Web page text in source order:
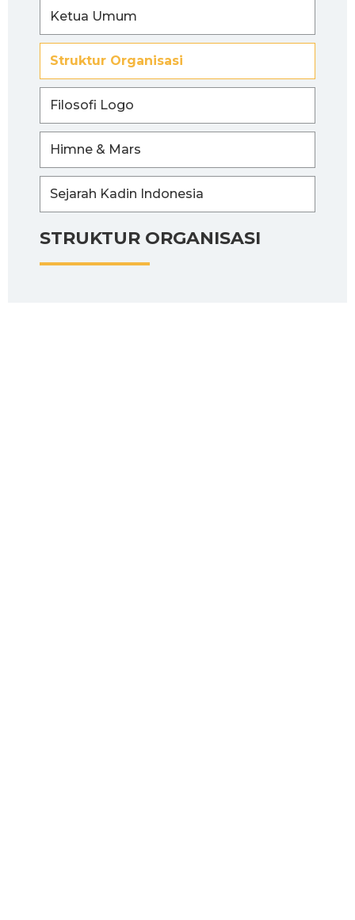
STRUKTUR ORGANISASI
Ketua Umum
Struktur Organisasi
Filosofi Logo
Himne & Mars
Sejarah Kadin Indonesia